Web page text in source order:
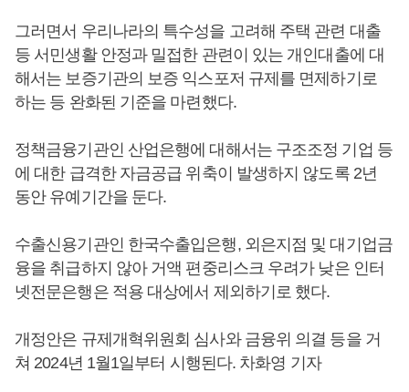
그러면서 우리나라의 특수성을 고려해 주택 관련 대출
등 서민생활 안정과 밀접한 관련이 있는 개인대출에 대
해서는 보증기관의 보증 익스포저 규제를 면제하기로
하는 등 완화된 기준을 마련했다.
정책금융기관인 산업은행에 대해서는 구조조정 기업 등
에 대한 급격한 자금공급 위축이 발생하지 않도록 2년
동안 유예기간을 둔다.
수출신용기관인 한국수출입은행, 외은지점 및 대기업금
융을 취급하지 않아 거액 편중리스크 우려가 낮은 인터
넷전문은행은 적용 대상에서 제외하기로 했다.
개정안은 규제개혁위원회 심사와 금융위 의결 등을 거
쳐 2024년 1월1일부터 시행된다. 차화영 기자